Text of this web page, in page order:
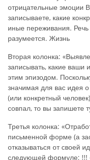
отрицательные эмоции
записываете, какие
иные переживания.
разумеется. Жизнь
Вторая колонка:
записывать, какие ваши
этим эпизодом.
значимая для вас идея
(или конкретный
совпал, то вы запишете
Третья колонка:
письменной форме (а
отказываться от своей
следующей формуле: